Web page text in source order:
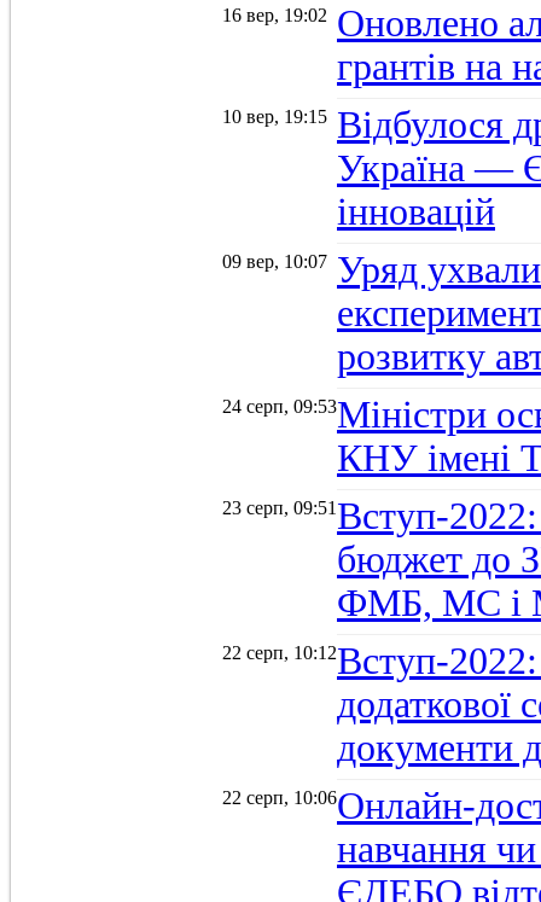
16 вер, 19:02 Оновлено
грантів на
10 вер, 19:15 Відбулося
Україна —
інновацій
09 вер, 10:07 Уряд
розвитку
24 серп, 09:53Міністри
КНУ імені
23 серп, 09:51 Вступ-
бюджет до
ФМБ, МС і
22 серп, 10:12Вступ-
додаткової
документи
22 серп, 10:06Онлайн-
навчання
ЄДЕБО